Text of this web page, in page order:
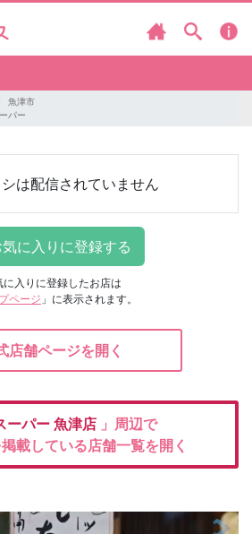
魚津市
パー
は配信されていません
に入りに登録したお店は
ページ 」に表示されます。
店舗ページを開く
ーパー 魚津店 」周辺で
載している店舗一覧を開く